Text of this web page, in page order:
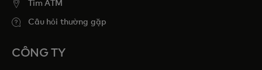
Tim ATM
Câu hỏi thường gặp
CÔNG TY